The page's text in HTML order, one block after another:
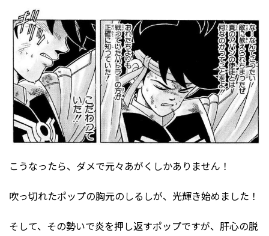
こうなったら、ダメで元々あがくしかありません！
吹っ切れたポップの胸元のしるしが、光輝き始めました！
そして、その勢いで炎を押し返すポップですが、肝心の脱